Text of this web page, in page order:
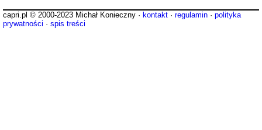
capri.pl © 2000-2023 Michał Konieczny · kontakt · regulamin · polityka
prywatności · spis treści